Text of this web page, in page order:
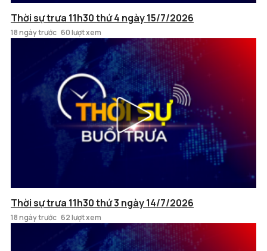
Thời sự trưa 11h30 thứ 4 ngày 15/7/2026
18 ngày trước 60 lượt xem
Thời sự trưa 11h30 thứ 3 ngày 14/7/2026
18 ngày trước 62 lượt xem